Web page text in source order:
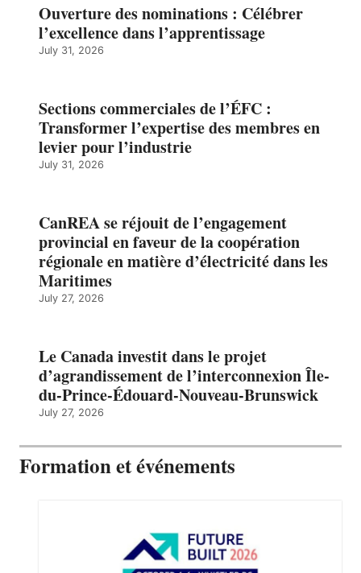
Ouverture des nominations : Célébrer
l’excellence dans l’apprentissage
July 31, 2026
Sections commerciales de l’ÉFC :
Transformer l’expertise des membres en
levier pour l’industrie
July 31, 2026
CanREA se réjouit de l’engagement
provincial en faveur de la coopération
régionale en matière d’électricité dans les
Maritimes
July 27, 2026
Le Canada investit dans le projet
d’agrandissement de l’interconnexion Île-
du-Prince-Édouard-Nouveau-Brunswick
July 27, 2026
Formation et événements